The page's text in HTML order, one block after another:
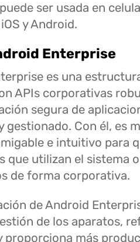
ser usada en
y Android.
Enterprise
es una
APIs corporativas
segura de
gestionado. Con él, es
e intuitivo para
que utilizan el sistema
de forma corporativa.
de Android
de los aparatos,
proporciona más